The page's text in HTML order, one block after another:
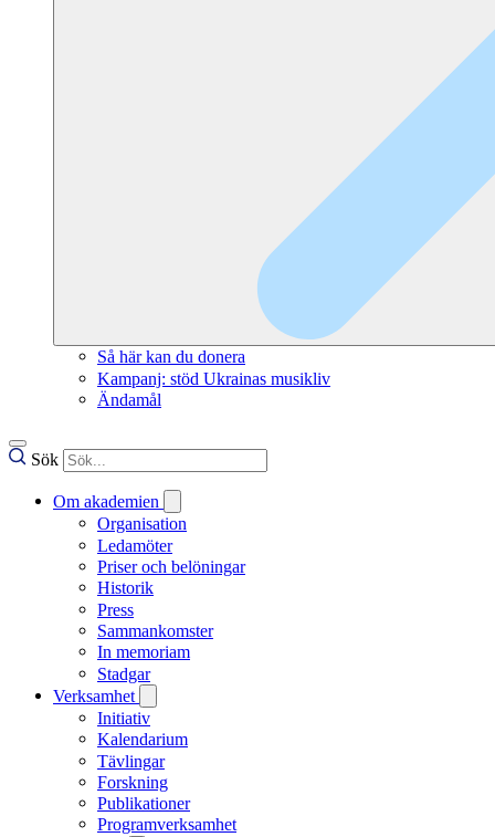
Så här kan du donera
Kampanj: stöd Ukrainas musikliv
Ändamål
Sök
Om akademien
Organisation
Ledamöter
Priser och belöningar
Historik
Press
Sammankomster
In memoriam
Stadgar
Verksamhet
Initiativ
Kalendarium
Tävlingar
Forskning
Publikationer
Programverksamhet